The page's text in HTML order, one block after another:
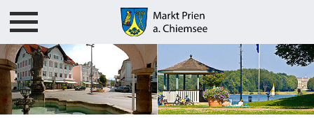
Rathaus
Übersicht